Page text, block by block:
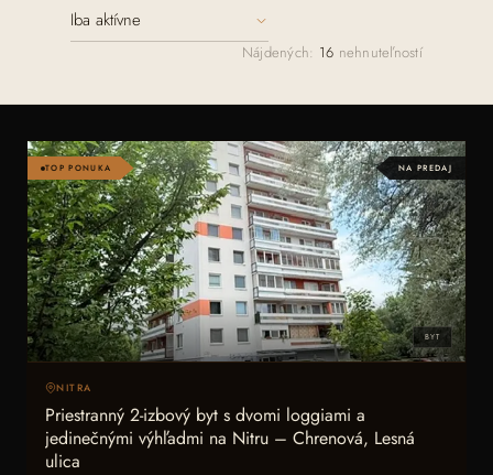
ZAVOLAŤ
lubica.bibenova@fingopartner.sk
Nájdených: 16 nehnuteľností
TOP PONUKA NA PREDAJ
BYT
NITRA
Priestranný 2-izbový byt s dvomi loggiami a
jedinečnými výhľadmi na Nitru – Chrenová, Lesná
ulica